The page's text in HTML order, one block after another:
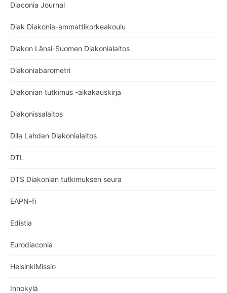
Diaconia Journal
Diak Diakonia-ammattikorkeakoulu
Diakon Länsi-Suomen Diakonialaitos
Diakoniabarometri
Diakonian tutkimus -aikakauskirja
Diakonissalaitos
Dila Lahden Diakonialaitos
DTL
DTS Diakonian tutkimuksen seura
EAPN-fi
Edistia
Eurodiaconia
HelsinkiMissio
Innokylä